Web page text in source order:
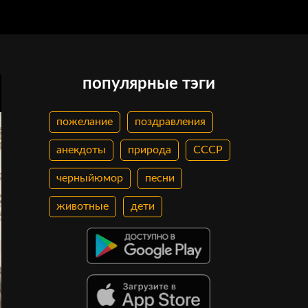
популярные тэги
пожелание поздравления
анекдоты природа СССР
черныйюмор песни
животные дети